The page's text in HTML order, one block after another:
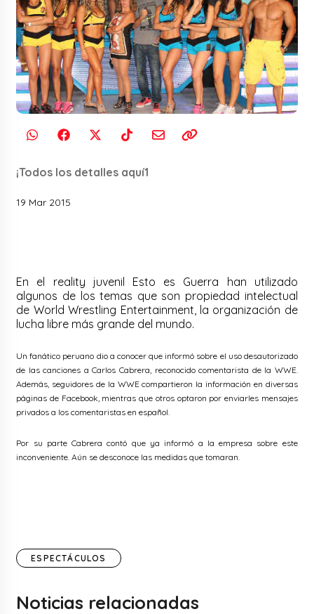
¡Todos los detalles aquí1
19 Mar 2015
En el reality juvenil Esto es Guerra han utilizado
algunos de los temas que son propiedad intelectual
de World Wrestling Entertainment, la organización de
lucha libre más grande del mundo.
Un fanático peruano dio a conocer que informó sobre el uso desautorizado
de las canciones a Carlos Cabrera, reconocido comentarista de la WWE.
Además, seguidores de la WWE compartieron la información en diversas
páginas de Facebook, mientras que otros optaron por enviarles mensajes
privados a los comentaristas en español.
Por su parte Cabrera contó que ya informó a la empresa sobre este
inconveniente. Aún se desconoce las medidas que tomaran.
ESPECTÁCULOS
Noticias relacionadas